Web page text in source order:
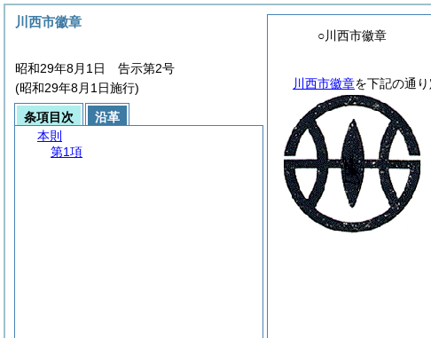
○川西市徽章
川西市徽章を下記の通り
川西市徽章
昭和29年8月1日 告示第2号
(昭和29年8月1日施行)
条項目次
沿革
本則
第1項